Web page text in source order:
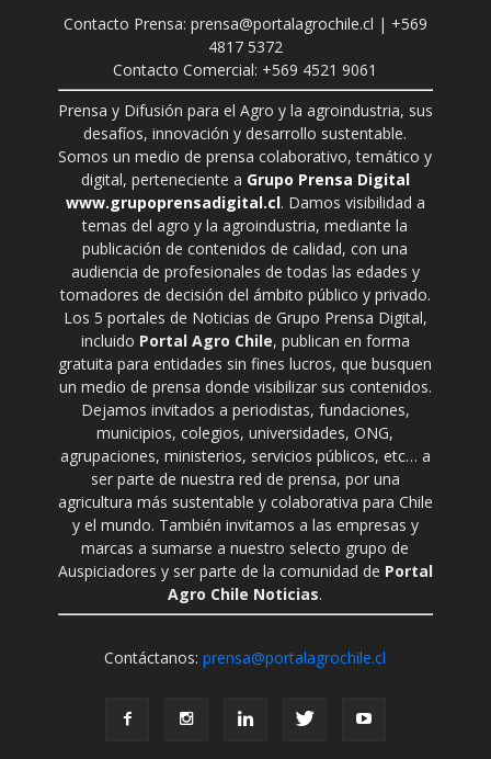
Contacto Prensa: prensa@portalagrochile.cl | +569
4817 5372
Contacto Comercial: +569 4521 9061
Prensa y Difusión para el Agro y la agroindustria, sus
desafíos, innovación y desarrollo sustentable.
Somos un medio de prensa colaborativo, temático y
digital, perteneciente a Grupo Prensa Digital
www.grupoprensadigital.cl. Damos visibilidad a
temas del agro y la agroindustria, mediante la
publicación de contenidos de calidad, con una
audiencia de profesionales de todas las edades y
tomadores de decisión del ámbito público y privado.
Los 5 portales de Noticias de Grupo Prensa Digital,
incluido Portal Agro Chile, publican en forma
gratuita para entidades sin fines lucros, que busquen
un medio de prensa donde visibilizar sus contenidos.
Dejamos invitados a periodistas, fundaciones,
municipios, colegios, universidades, ONG,
agrupaciones, ministerios, servicios públicos, etc… a
ser parte de nuestra red de prensa, por una
agricultura más sustentable y colaborativa para Chile
y el mundo. También invitamos a las empresas y
marcas a sumarse a nuestro selecto grupo de
Auspiciadores y ser parte de la comunidad de Portal
Agro Chile Noticias.
Contáctanos:prensa@portalagrochile.cl